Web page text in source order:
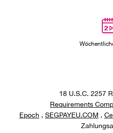
18 U.S.C. 2257
Requirements
Epoch , SEGPAYEU.COM ,